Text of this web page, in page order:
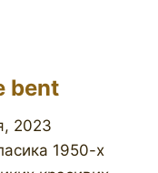
bent
2023
1950-х